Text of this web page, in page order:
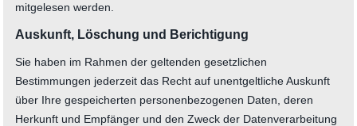
mitgelesen werden.
Auskunft, Löschung und Berichtigung
Sie haben im Rahmen der geltenden gesetzlichen
Bestimmungen jederzeit das Recht auf unentgeltliche Auskunft
über Ihre gespeicherten personenbezogenen Daten, deren
Herkunft und Empfänger und den Zweck der Datenverarbeitung